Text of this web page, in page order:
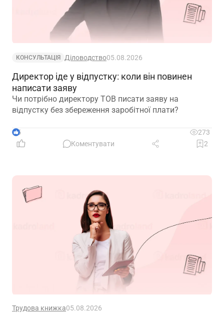
КОНСУЛЬТАЦІЯ Діловодство05.08.2026
Директор іде у відпустку: коли він повинен
написати заяву
Чи потрібно директору ТОВ писати заяву на
відпустку без збереження заробітної плати?
5
273
Коментувати
2
Трудова книжка05.08.2026